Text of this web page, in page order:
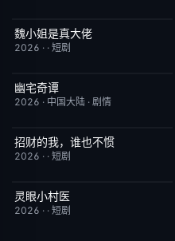
完结
魏小姐是真大佬
2026 · · 短剧
更新至第14集
幽宅奇谭
2026 · 中国大陆 · 剧情
完结
招财的我，谁也不惯
2026 · · 短剧
完结
灵眼小村医
2026 · · 短剧